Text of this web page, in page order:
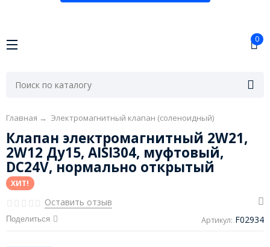
0
Главная → Электромагнитный клапан (соленоидный)
Клапан электромагнитный 2W21,
2W12 Ду15, AISI304, муфтовый,
DC24V, нормально открытый
ХИТ!
Оставить отзыв
Поделиться Артикул: F02934